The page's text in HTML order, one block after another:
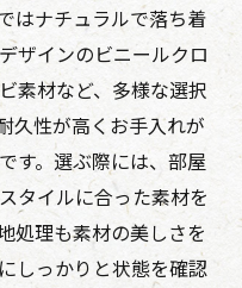
はナチュラルで落ち着
ザインのビニールクロ
素材など、多様な選択
久性が高くお手入れが
す。選ぶ際には、部屋
タイルに合った素材を
処理も素材の美しさを
しっかりと状態を確認